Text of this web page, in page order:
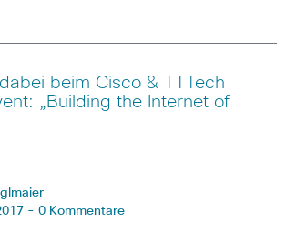
beim Cisco & TTTech
„Building the Internet of
- 0 Kommentare